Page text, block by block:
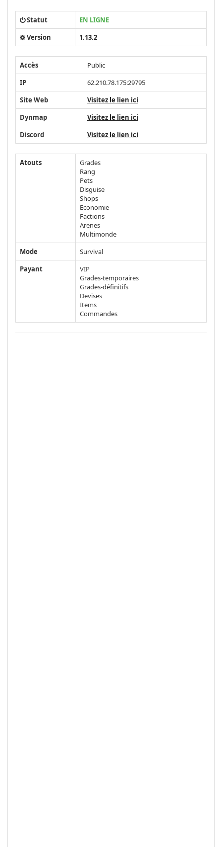
Statut
EN LIGNE
Version
1.13.2
Accès
Public
IP
62.210.78.175:29795
Site Web
Visitez le lien ici
Dynmap
Visitez le lien ici
Discord
Visitez le lien ici
Atouts
Grades
Rang
Pets
Disguise
Shops
Economie
Factions
Arenes
Multimonde
Mode
Survival
Payant
VIP
Grades-temporaires
Grades-définitifs
Devises
Items
Commandes